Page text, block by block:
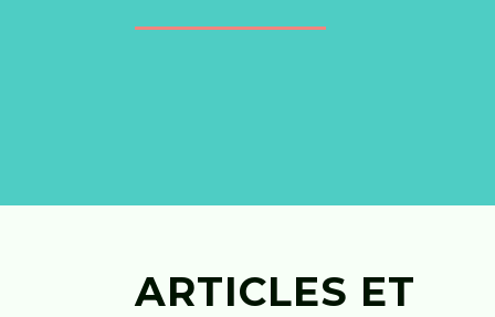
ARTICLES ET